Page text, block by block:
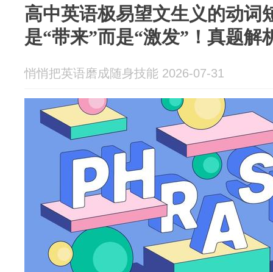
高中英语极易望文生义的动词
是“带来”而是“激发”！真题解
悄悄把英语磨成随身技能 2026-07-31